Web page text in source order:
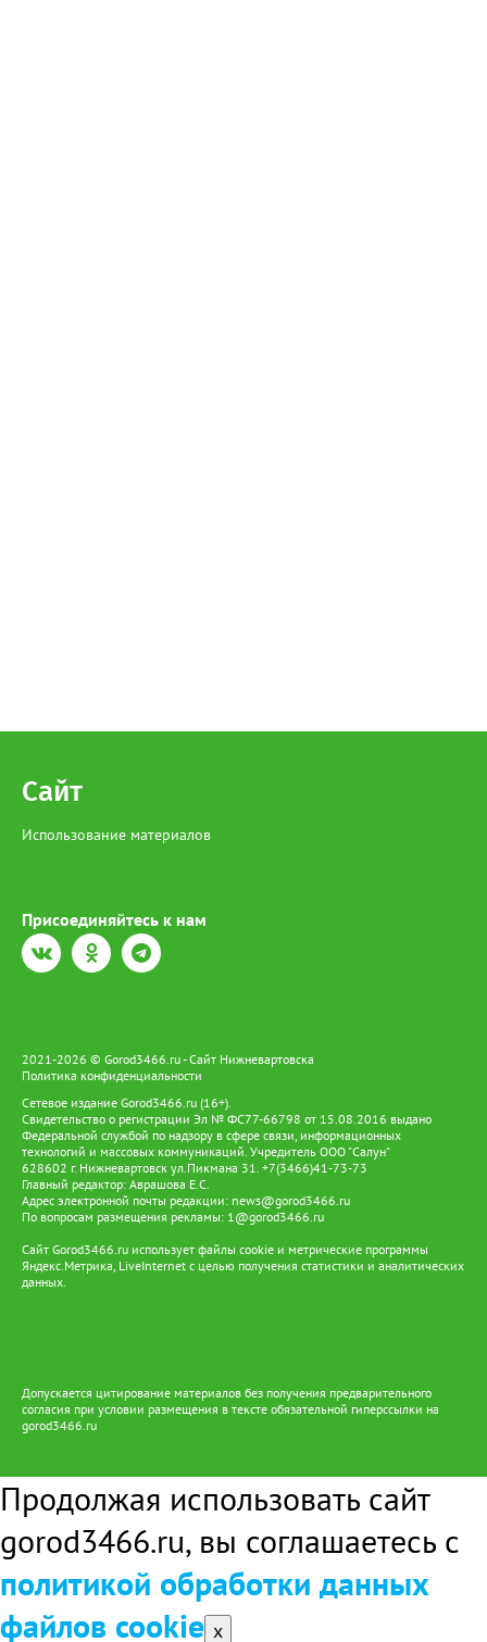
Сайт
Использование материалов
Присоединяйтесь к нам
2021-2026 © Gorod3466.ru - Сайт Нижневартовска
Политика конфиденциальности
Сетевое издание Gorod3466.ru (16+).
Свидетельство о регистрации Эл № ФС77-66798 от 15.08.2016 выдано
Федеральной службой по надзору в сфере связи, информационных
технологий и массовых коммуникаций. Учредитель ООО "Салун"
628602 г. Нижневартовск ул.Пикмана 31. +7(3466)41-73-73
Главный редактор: Аврашова Е.С.
Адрес электронной почты редакции: news@gorod3466.ru
По вопросам размещения рекламы: 1@gorod3466.ru
Сайт Gorod3466.ru использует файлы cookie и метрические программы
Яндекс.Метрика, LiveInternet с целью получения статистики и аналитических
данных.
Допускается цитирование материалов без получения предварительного
согласия при условии размещения в тексте обязательной гиперссылки на
gorod3466.ru
Продолжая использовать сайт
gorod3466.ru, вы соглашаетесь с
политикой обработки данных
файлов cookie x